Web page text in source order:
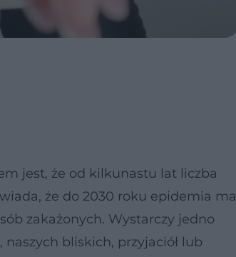
jest, że od kilkunastu lat liczba
że do 2030 roku epidemia ma
zakażonych. Wystarczy jedno
bliskich, przyjaciół lub